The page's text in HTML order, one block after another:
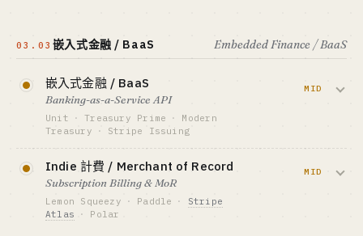
$5M+ / 合作銀行 + 合規
VC / 加速器渠道直推
標竿 · BENCHMARK
Mercury $400M ARR · Brex $200M ARR ·
Ramp $13B 估值
Ex-fintech 高管 + 資本側 only
但 CAC 已被燒到 $200+，indie 不可能
資金底線 · CAPITAL
$50M+ / 持牌 + 燒錢獲客
GTM · SALES MOTION
電視 / KOL / 推薦獎勵三件套
標竿 · BENCHMARK
Chime $25B 估值 (上市) · Revolut $45B 估值
· Cash App ~$5B 收入
最適合 · BEST FIT
03.03 嵌入式金融 / BaaS Embedded Finance / BaaS
嵌入式金融 / BaaS
Banking-as-a-Service API
Unit · Treasury Prime ·
Modern
Treasury
· Stripe Issuing
成 API 賣給 SaaS 讓其內嵌金融功能。賣鏟
子賽道，但 Synapse 倒閉讓監管對 BaaS 收
緊。
MID
Indie 計費 / Merchant of Record
Subscription Billing & MoR
Lemon Squeezy · Paddle ·
Stripe
Atlas
· Polar
MID